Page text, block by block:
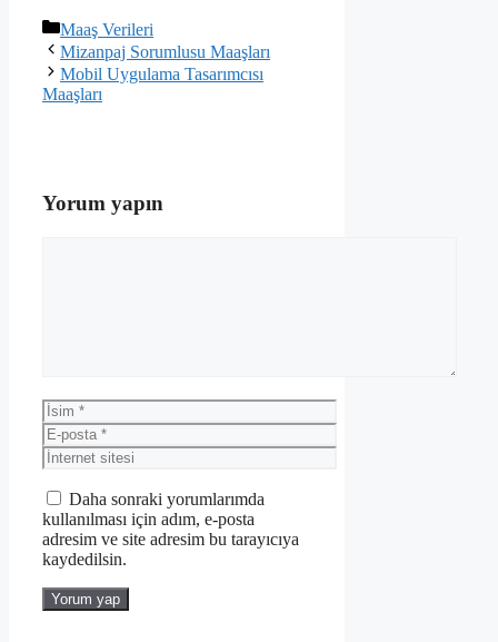
Kategoriler
Maaş Verileri
Mizanpaj Sorumlusu Maaşları
Mobil Uygulama Tasarımcısı
Maaşları
Yorum yapın
İsim
E-
posta
İnternet
sitesi
Daha sonraki yorumlarımda
kullanılması için adım, e-posta
adresim ve site adresim bu tarayıcıya
kaydedilsin.